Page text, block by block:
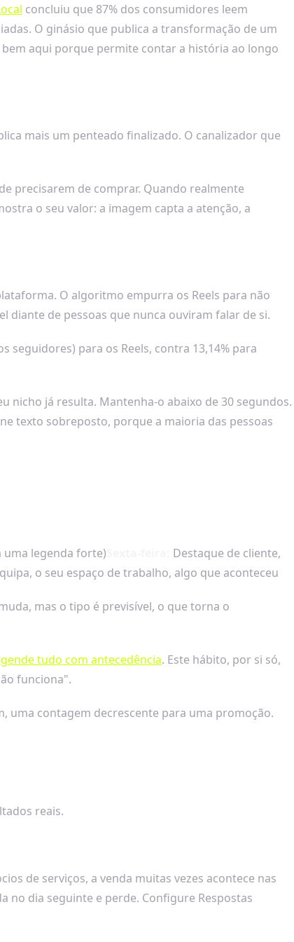
concluiu que 87% dos consumidores leem
O ginásio que publica a transformação de um
aqui porque permite contar a história ao longo
mais um penteado finalizado. O canalizador que
de precisarem de comprar. Quando realmente
o seu valor: a imagem capta a atenção, a
O algoritmo empurra os Reels para não
diante de pessoas que nunca ouviram falar de si.
seguidores) para os Reels, contra 13,14% para
nicho já resulta. Mantenha-o abaixo de 30 segundos.
texto sobreposto, porque a maioria das pessoas
uma legenda forte)
Destaque de cliente,
o seu espaço de trabalho, algo que aconteceu
mas o tipo é previsível, o que torna o
tudo com antecedência. Este hábito, por si só,
funciona".
uma contagem decrescente para uma promoção.
reais.
de serviços, a venda muitas vezes acontece nas
no dia seguinte e perde. Configure Respostas